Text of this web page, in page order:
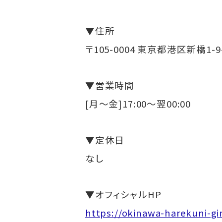
▼住所
〒105-0004 東京都港区新橋1-
▼営業時間
[月～金]17:00～翌00:00
▼定休日
なし
▼オフィシャルHP
https://okinawa-harekuni-